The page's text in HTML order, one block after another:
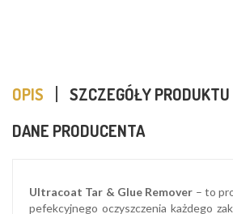
OPIS
SZCZEGÓŁY PRODUKTU
DANE PRODUCENTA
Ultracoat Tar & Glue Remover – to
pefekcyjnego oczyszczenia każdego